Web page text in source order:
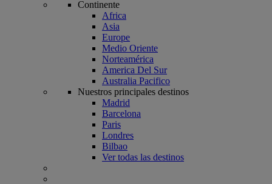
Continente
Africa
Asia
Europe
Medio Oriente
Norteamérica
America Del Sur
Australia Pacifico
Nuestros principales destinos
Madrid
Barcelona
Paris
Londres
Bilbao
Ver todas las destinos